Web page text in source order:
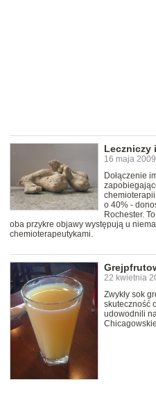
Leczniczy
16 maja
Dołączenie
o 40% -
Rochester.
oba przykre objawy występują u
chemioterapeutykami.
22 kwietnia
Zwykły sok
skuteczność
udowodnili